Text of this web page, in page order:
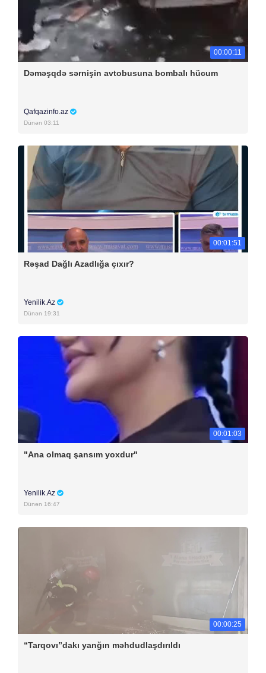
00:00:11
Dəməşqdə sərnişin avtobusuna bombalı hücum
Qafqazinfo.az
Dünən 03:11
00:01:51
Rəşad Dağlı Azadlığa çıxır?
Yenilik.Az
Dünən 19:31
00:01:03
"Ana olmaq şansım yoxdur"
Yenilik.Az
Dünən 16:47
00:00:25
“Tarqovı”dakı yanğın məhdudlaşdırıldı